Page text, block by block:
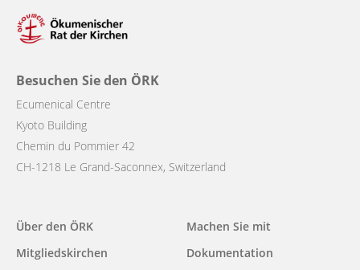
Besuchen Sie den ÖRK
Ecumenical Centre
Kyoto Building
Chemin du Pommier 42
CH-1218 Le Grand-Saconnex, Switzerland
Main
navigation
Über den ÖRK
Mitgliedskirchen
Machen Sie mit
Dokumentation